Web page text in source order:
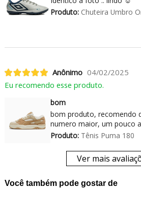
Produto:Chuteira Umbro
Anônimo 04/02/2025
Eu recomendo esse produto.
bom
bom produto, recomendo
numero maior, um pouco
Produto:Tênis Puma 180
Ver mais
Você também pode gostar de